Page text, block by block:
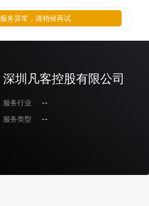
深圳凡客控股有限公司
服务行业
--
服务类型
--
服务异常，请稍候再试